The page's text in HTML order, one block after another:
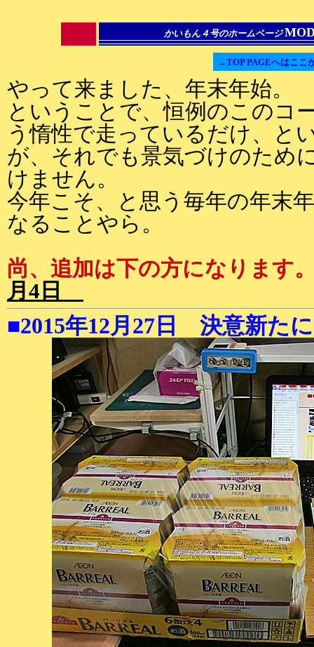
かいもん４号のホームページ
→TOP PAGEへはここ
やって来ました、年末年始。
ということで、恒例のこのコ
う惰性で走っているだけ、と
が、それでも景気づけのため
けません。
今年こそ、と思う毎年の年末
なることやら。
尚、追加は下の方になります
月4日
■2015年12月27日 決意新たに